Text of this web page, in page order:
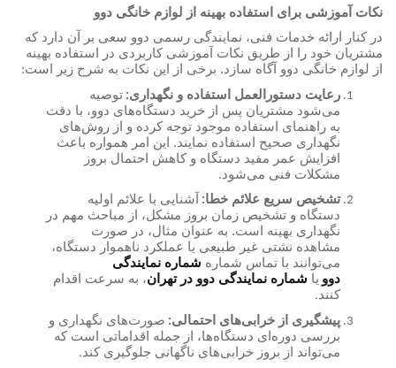
نکات آموزشی برای استفاده بهینه از لوازم خانگی دوو
در کنار ارائه خدمات فنی، نمایندگی رسمی دوو سعی بر آن دارد که
مشتریان خود را از طریق نکات آموزشی کاربردی در استفاده بهینه
از لوازم خانگی دوو آگاه سازد. برخی از این نکات به شرح زیر است:
رعایت دستورالعمل استفاده و نگهداری: توصیه
می‌شود مشتریان پس از خرید دستگاه‌های دوو، با دقت
به راهنمای استفاده موجود توجه کرده و از روش‌های
نگهداری صحیح استفاده نمایند. این امر همواره باعث
افزایش عمر مفید دستگاه و کاهش احتمال بروز
مشکلات فنی ‌می‌شود.
تشخیص سریع علائم خطا: آشنایی با علائم اولیه
دستگاه و تشخیص زمان بروز مشکل، از مباحث مهم در
نگهداری بهینه است. به عنوان مثال، در صورت
مشاهده نشتی غیر طبیعی یا عملکرد ناهموار دستگاه،
می‌توانند با تماس شماره شماره نمایندگی
دوو یا شماره نمایندگی دوو در تهران، به سرعت اقدام
کنند.
پیشگیری از خرابی‌های احتمالی: صورت‌های نگهداری و
بررسی دوره‌ای دستگاه‌ها، از جمله اقداماتی است که
می‌تواند از بروز خرابی‌های ناگهانی جلوگیری کند.